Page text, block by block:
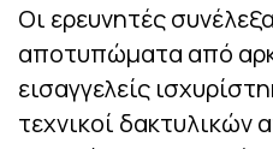
Οι ερευνητές
αποτυπώματα από
εισαγγελείς
τεχνικοί